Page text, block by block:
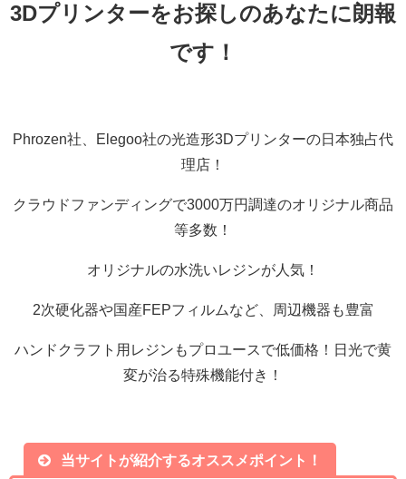
3Dプリンターをお探しのあなたに朗報
です！
Phrozen社、Elegoo社の光造形3Dプリンターの日本独占代
理店！
クラウドファンディングで3000万円調達のオリジナル商品
等多数！
オリジナルの水洗いレジンが人気！
2次硬化器や国産FEPフィルムなど、周辺機器も豊富
ハンドクラフト用レジンもプロユースで低価格！日光で黄
変が治る特殊機能付き！
当サイトが紹介するオススメポイント！